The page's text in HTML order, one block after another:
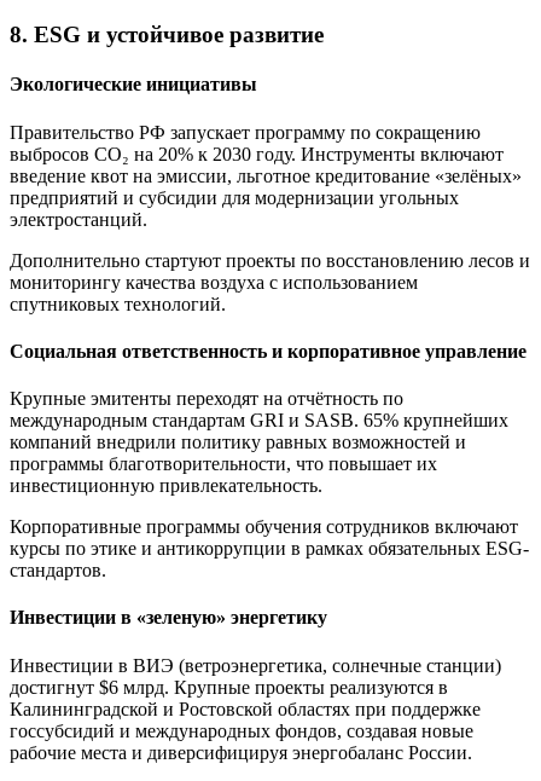
8. ESG и устойчивое развитие
Экологические инициативы
Правительство РФ запускает программу по сокращению
выбросов CO₂ на 20% к 2030 году. Инструменты включают
введение квот на эмиссии, льготное кредитование «зелёных»
предприятий и субсидии для модернизации угольных
электростанций.
Дополнительно стартуют проекты по восстановлению лесов и
мониторингу качества воздуха с использованием
спутниковых технологий.
Социальная ответственность и корпоративное управление
Крупные эмитенты переходят на отчётность по
международным стандартам GRI и SASB. 65% крупнейших
компаний внедрили политику равных возможностей и
программы благотворительности, что повышает их
инвестиционную привлекательность.
Корпоративные программы обучения сотрудников включают
курсы по этике и антикоррупции в рамках обязательных ESG-
стандартов.
Инвестиции в «зеленую» энергетику
Инвестиции в ВИЭ (ветроэнергетика, солнечные станции)
достигнут $6 млрд. Крупные проекты реализуются в
Калининградской и Ростовской областях при поддержке
госсубсидий и международных фондов, создавая новые
рабочие места и диверсифицируя энергобаланс России.